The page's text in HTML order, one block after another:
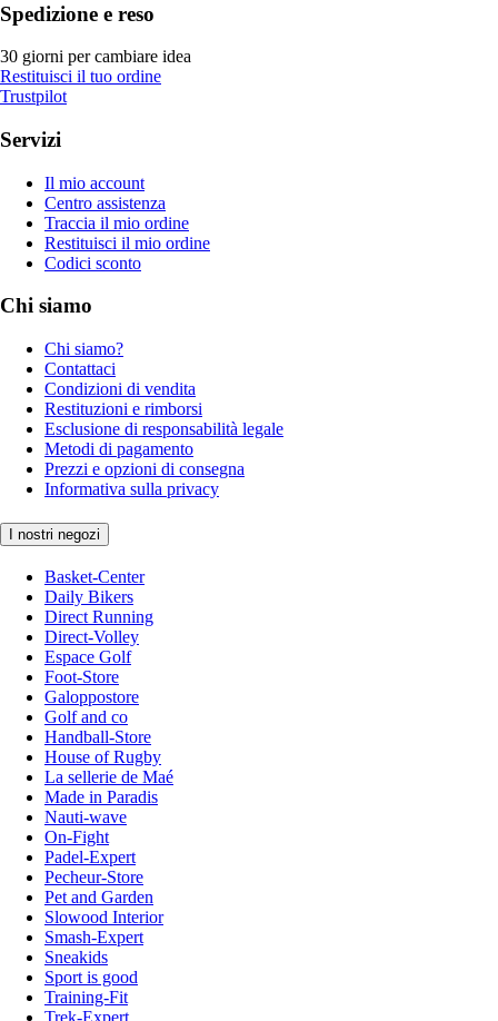
Spedizione e reso
30 giorni per cambiare idea
Restituisci il tuo ordine
Trustpilot
Servizi
Il mio account
Centro assistenza
Traccia il mio ordine
Restituisci il mio ordine
Codici sconto
Chi siamo
Chi siamo?
Contattaci
Condizioni di vendita
Restituzioni e rimborsi
Esclusione di responsabilità legale
Metodi di pagamento
Prezzi e opzioni di consegna
Informativa sulla privacy
I nostri negozi
Basket-Center
Daily Bikers
Direct Running
Direct-Volley
Espace Golf
Foot-Store
Galoppostore
Golf and co
Handball-Store
House of Rugby
La sellerie de Maé
Made in Paradis
Nauti-wave
On-Fight
Padel-Expert
Pecheur-Store
Pet and Garden
Slowood Interior
Smash-Expert
Sneakids
Sport is good
Training-Fit
Trek-Expert